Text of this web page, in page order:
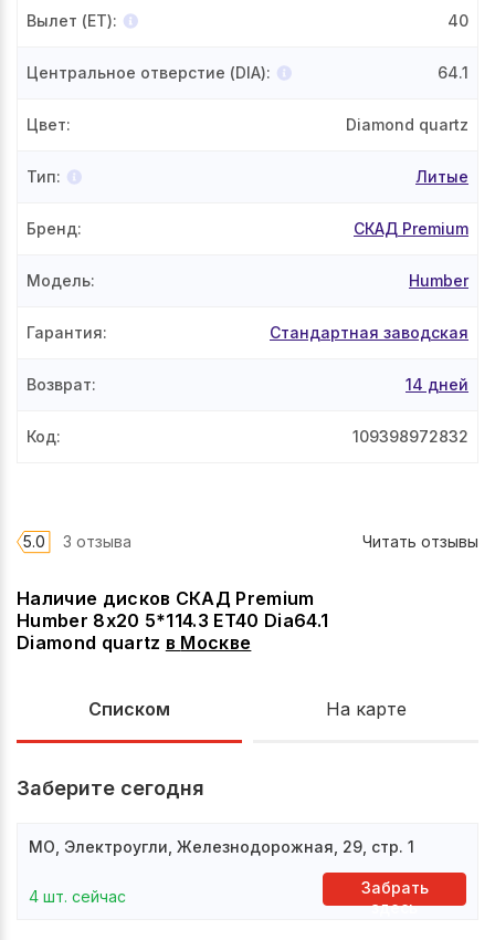
Наличие дисков СКАД Premium
Humber 8x20 5*114.3 ET40 Dia64.1
Diamond quartz в Москве
Списком На карте
Заберите сегодня
МО, Электроугли, Железнодорожная, 29, стр. 1
4 шт. сейчас
Забрать
здесь
Вылет (ET): 40
Центральное отверстие (DIA): 64.1
Цвет: Diamond quartz
Тип: Литые
Бренд: СКАД Premium
Модель: Humber
Гарантия: Стандартная заводская
Возврат: 14 дней
Код: 109398972832
5.0 3 отзыва Читать отзывы